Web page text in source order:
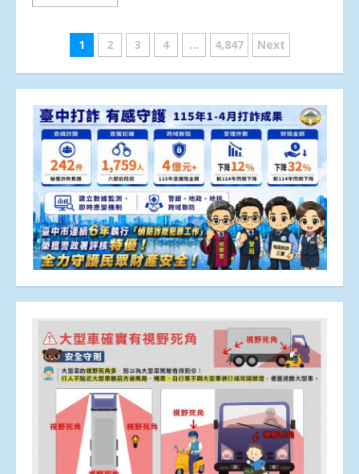
文
章
分
頁
1 2 3 4 ... 4,847 Next